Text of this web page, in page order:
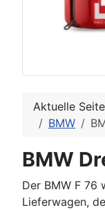
Aktuelle
BMW
BMW
Der BMW F 76
Lieferwagen,